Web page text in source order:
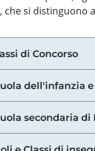
, che si distinguono
di Concorso
dell'infanzia
secondaria di